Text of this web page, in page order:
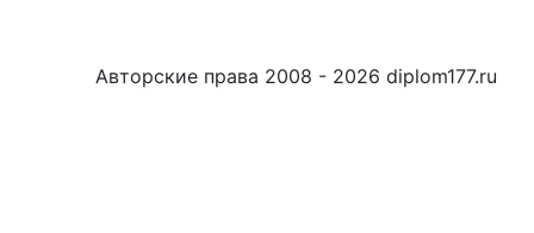
Авторские права 2008 - 2026 diplom177.ru